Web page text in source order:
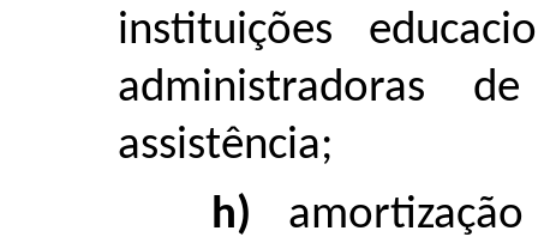
instituições
administradoras
assistência;
h)